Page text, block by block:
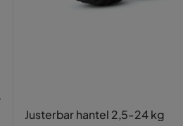
Justerbar hantel 2,5-24 kg